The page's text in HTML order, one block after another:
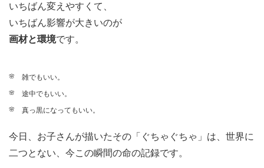
いちばん変えやすくて、
いちばん影響が大きいのが
画材と環境です。
雑でもいい。
途中でもいい。
真っ黒になってもいい。
今日、お子さんが描いたその「ぐちゃぐちゃ」は、世界に
二つとない、今この瞬間の命の記録です。